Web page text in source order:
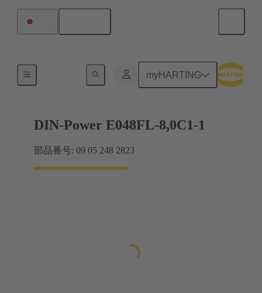
myHARTING
DIN-Power E048FL-8,0C1-1
部品番号: 09 05 248 2823